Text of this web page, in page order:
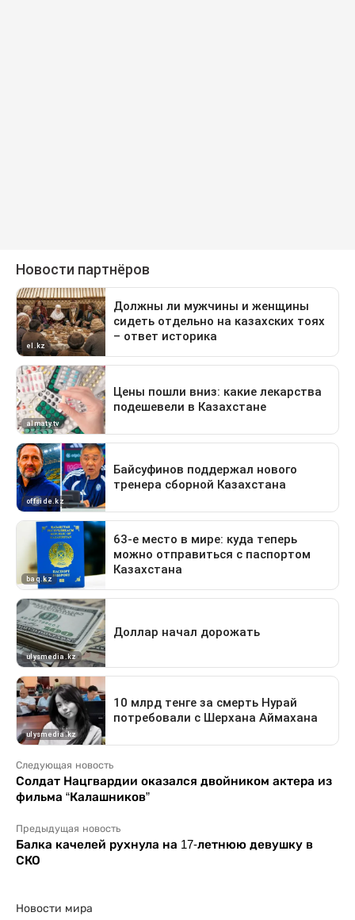
Следующая новость
Солдат Нацгвардии оказался двойником актера из
фильма “Калашников”
Предыдущая новость
Балка качелей рухнула на 17-летнюю девушку в
СКО
Новости мира